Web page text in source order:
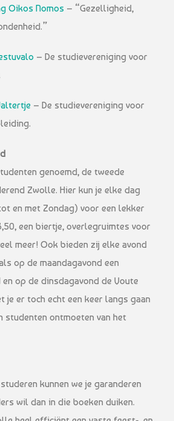
Oikos Nomos – “Gezelligheid,
– De studievereniging voor
– De studievereniging voor
genoemd, de tweede
Zwolle. Hier kun je elke dag
en met Zondag) voor een lekker
een biertje, overlegruimtes voor
meer! Ook bieden zij elke avond
op de maandagavond een
op de dinsdagavond de Voute
je er toch echt een keer langs gaan
studenten ontmoeten van het
kunnen we je garanderen
wil dan in die boeken duiken.